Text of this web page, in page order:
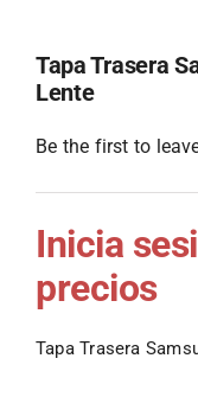
Tapa Trasera
Lente
Be the first to
Inicia
precios
Tapa Trasera